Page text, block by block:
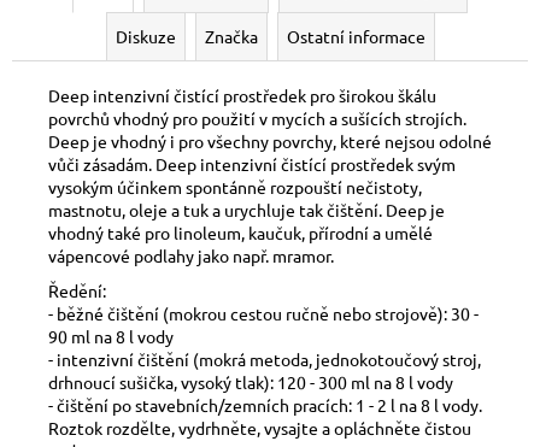
Diskuze Značka Ostatní informace
Deep intenzivní čistící prostředek pro širokou škálu
povrchů vhodný pro použití v mycích a sušících strojích.
Deep je vhodný i pro všechny povrchy, které nejsou odolné
vůči zásadám. Deep intenzivní čistící prostředek svým
vysokým účinkem spontánně rozpouští nečistoty,
mastnotu, oleje a tuk a urychluje tak čištění. Deep je
vhodný také pro linoleum, kaučuk, přírodní a umělé
vápencové podlahy jako např. mramor.
Ředění:
- běžné čištění (mokrou cestou ručně nebo strojově): 30 -
90 ml na 8 l vody
- intenzivní čištění (mokrá metoda, jednokotoučový stroj,
drhnoucí sušička, vysoký tlak): 120 - 300 ml na 8 l vody
- čištění po stavebních/zemních pracích: 1 - 2 l na 8 l vody.
Roztok rozdělte, vydrhněte, vysajte a opláchněte čistou